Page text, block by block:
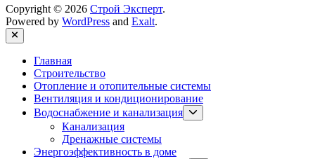
Copyright © 2026 Строй Эксперт.
Powered by WordPress and Exalt.
Close
Главная
Строительство
Отопление и отопительные системы
Вентиляция и кондиционирование
Водоснабжение и канализация
sub
Канализация
Дренажные системы
Энергоэффективность в доме